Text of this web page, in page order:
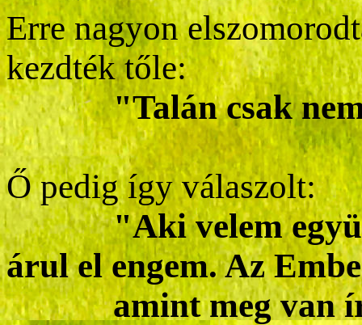
Erre nagyon
kezdték tőle:
"Talán csak nem
Ő pedig így válaszolt:
"Aki velem együtt
árul el engem. Az
amint meg van